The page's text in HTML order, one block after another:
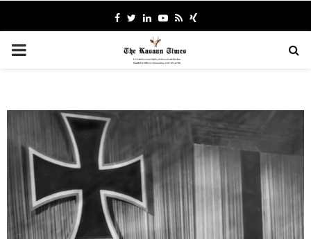
Facebook
TwitterLinkedinYoutube
RssXing
PRIMARY